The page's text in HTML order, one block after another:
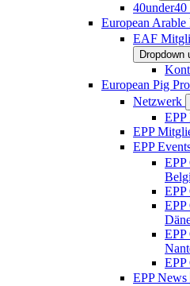
European Arable
EAF
Dropdown
European Pig
Netzwerk
EPP
EPP
EPP
EPP
EPP
EPP
EPP
EPP
EPP News